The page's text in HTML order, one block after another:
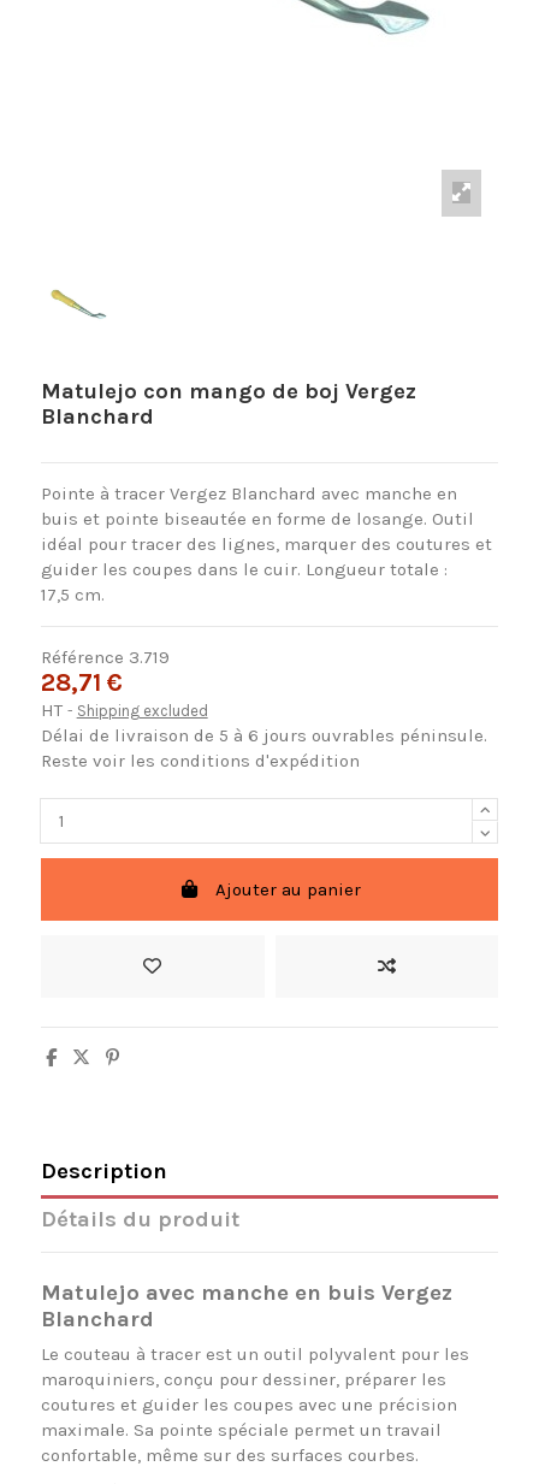
Matulejo con mango de boj Vergez
Blanchard
Pointe à tracer Vergez Blanchard avec manche en
buis et pointe biseautée en forme de losange. Outil
idéal pour tracer des lignes, marquer des coutures et
guider les coupes dans le cuir. Longueur totale :
17,5 cm.
Référence 3.719
28,71 €
HT Shipping excluded
Délai de livraison de 5 à 6 jours ouvrables péninsule.
Reste voir les conditions d'expédition
Ajouter au panier
Description
Détails du produit
Matulejo avec manche en buis Vergez
Blanchard
Le couteau à tracer est un outil polyvalent pour les
maroquiniers, conçu pour dessiner, préparer les
coutures et guider les coupes avec une précision
maximale. Sa pointe spéciale permet un travail
confortable, même sur des surfaces courbes.